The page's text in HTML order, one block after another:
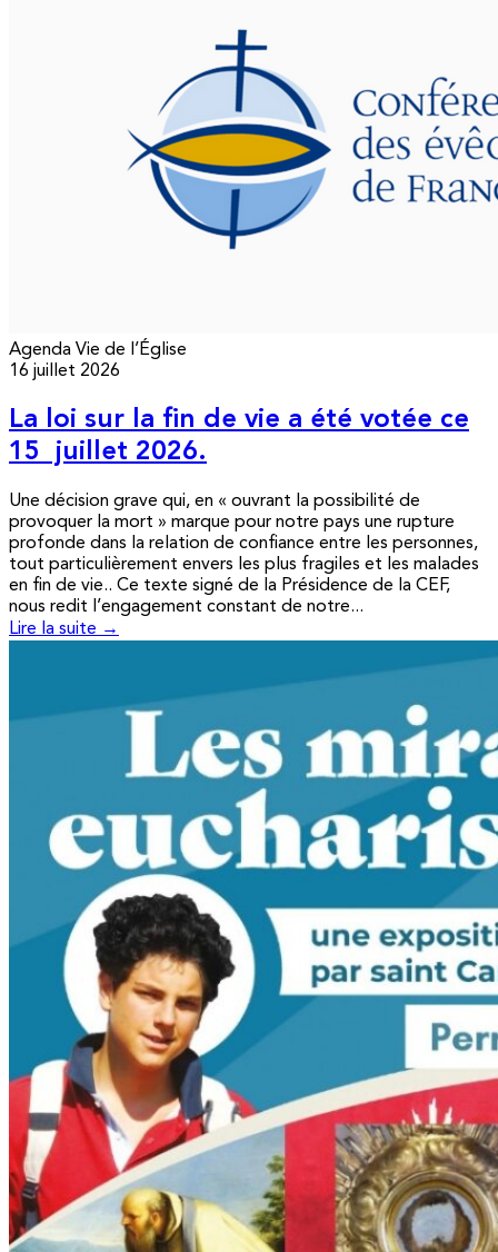
Agenda Vie de l’Église
16 juillet 2026
La loi sur la fin de vie a été votée ce
15 juillet 2026.
Une décision grave qui, en « ouvrant la possibilité de
provoquer la mort » marque pour notre pays une rupture
profonde dans la relation de confiance entre les personnes,
tout particulièrement envers les plus fragiles et les malades
en fin de vie.. Ce texte signé de la Présidence de la CEF,
nous redit l’engagement constant de notre...
Lire la suite →